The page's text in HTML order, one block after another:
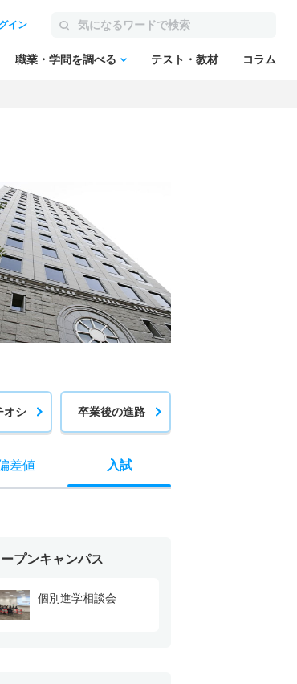
イン
職業・学問を調べる テスト・教材 コラム
オシ 卒業後の進路
差値 入試
プンキャンパス
個別進学相談会